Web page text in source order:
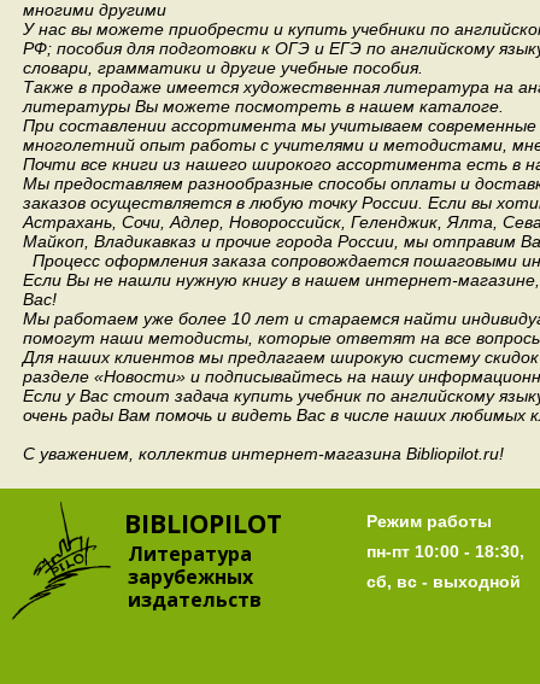
многими другими
У нас вы можете приобрести и купить учебники по
РФ; пособия для подготовки к ОГЭ и ЕГЭ по английскому
словари, грамматики и другие учебные пособия.
Также в продаже имеется художественная литература на
литературы Вы можете посмотреть в нашем каталоге.
При составлении ассортимента мы учитываем
многолетний опыт работы с учителями и методистами,
Почти все книги из нашего широкого ассортимента есть в
Мы предоставляем разнообразные способы оплаты и
заказов осуществляется в любую точку России. Если вы
Астрахань, Сочи, Адлер, Новороссийск, Геленджик, Ялта,
Майкоп, Владикавказ и прочие города России, мы отправим
Процесс оформления заказа сопровождается пошаговыми
Если Вы не нашли нужную книгу в нашем интернет-
Вас!
Мы работаем уже более 10 лет и стараемся найти
помогут наши методисты, которые ответят на все
Для наших клиентов мы предлагаем широкую систему
разделе «Новости» и подписывайтесь на нашу
Если у Вас стоит задача купить учебник по английскому
очень рады Вам помочь и видеть Вас в числе наших любимых
С уважением, коллектив интернет-магазина Bibliopilot.ru!
BIBLIOPILOT
Литература
зарубежных
издательств
Режим работы
пн-пт 10:00 - 18:30,
сб, вс - выходной